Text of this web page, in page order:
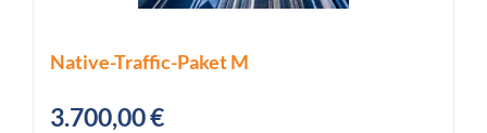
Native-Traffic-Paket M
3.700,00€